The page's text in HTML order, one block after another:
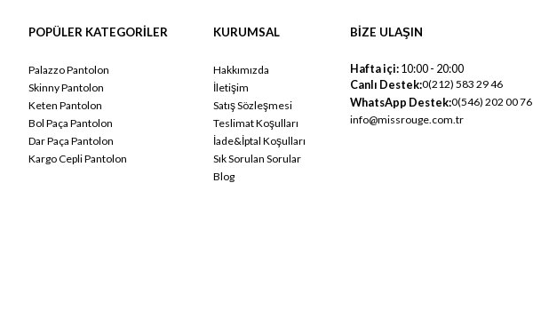
POPÜLER KATEGORİLER
Palazzo Pantolon
Skinny Pantolon
Keten Pantolon
Bol Paça Pantolon
Dar Paça Pantolon
Kargo Cepli Pantolon
KURUMSAL
Hakkımızda
İletişim
Satış Sözleşmesi
Teslimat Koşulları
İade&İptal Koşulları
Sık Sorulan Sorular
Blog
BİZE ULAŞIN
Hafta içi:10:00 - 20:00
Canlı Destek:0(212) 583 29 46
WhatsApp Destek:0(546) 202 00 76
info@missrouge.com.tr